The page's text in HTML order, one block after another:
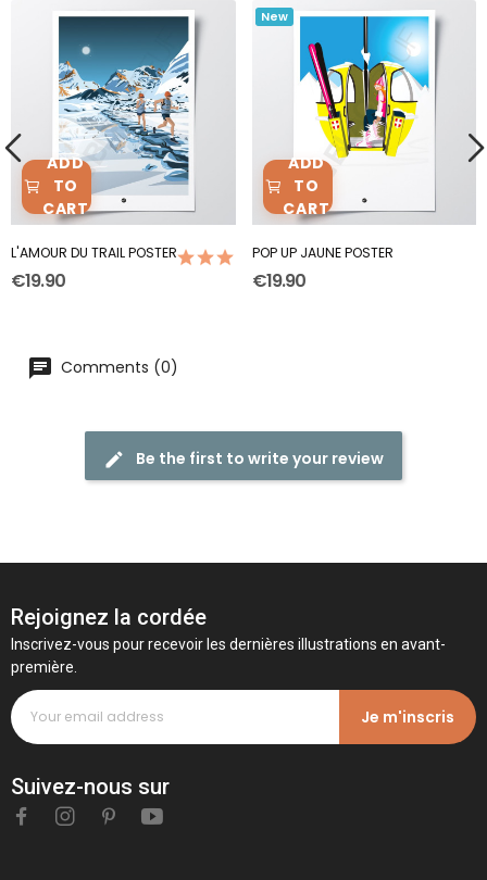
ADD
TO
CART
L'AMOUR DU TRAIL POSTER (1)
€19.90
New
ADD
TO
CART
POP UP JAUNE POSTER
€19.90
Comments (0)
Be the first to write your review
Rejoignez la cordée
Inscrivez-vous pour recevoir les dernières illustrations en avant-
première.
Je m'inscris
Suivez-nous sur